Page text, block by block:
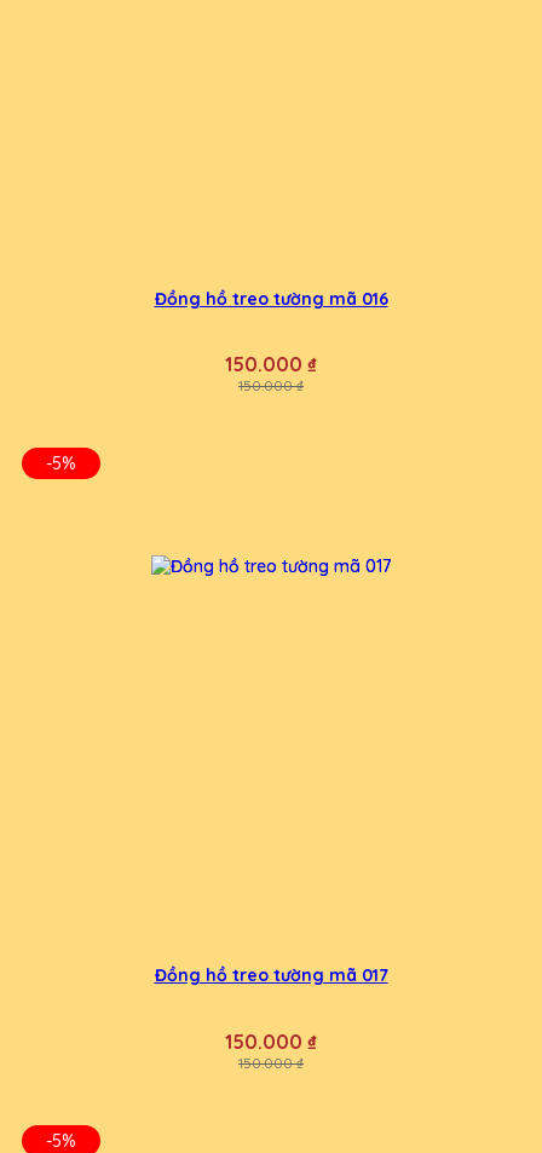
Đồng hồ treo tường mã 016
150.000 ₫
150.000 ₫
-5%
Đồng hồ treo tường mã 017
150.000 ₫
150.000 ₫
-5%